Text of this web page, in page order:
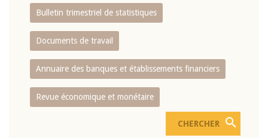
Bulletin trimestriel de statistiques
Documents de travail
Annuaire des banques et établissements financiers
Revue économique et monétaire